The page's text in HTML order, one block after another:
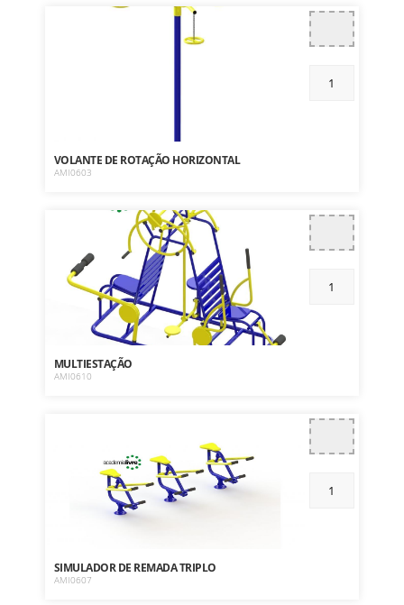
VOLANTE DE ROTAÇÃO HORIZONTAL
AMI0603
MULTIESTAÇÃO
AMI0610
SIMULADOR DE REMADA TRIPLO
AMI0607